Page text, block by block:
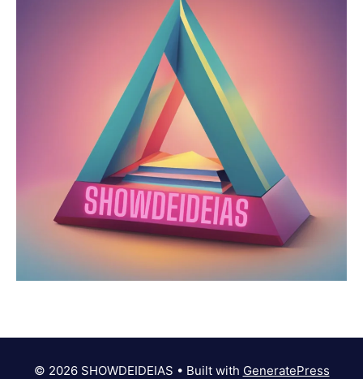
© 2026 SHOWDEIDEIAS • Built with GeneratePress